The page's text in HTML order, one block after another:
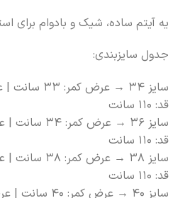
یه آیتم ساده، شیک و بادوام برای
جدول سایزبندی:
قد: ۱۱۰ سانت
قد: ۱۱۰ سانت
قد: ۱۱۰ سانت